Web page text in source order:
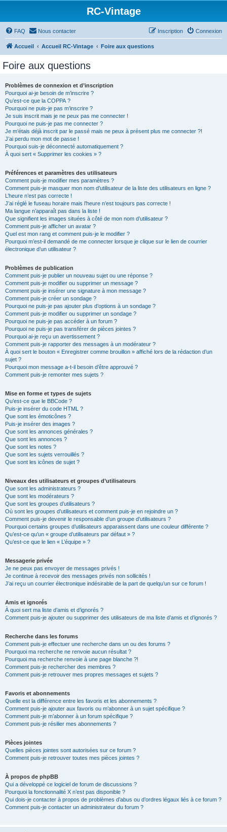
RC-Vintage
FAQ Nous contacter Connexion
Inscription
Accueil Accueil RC-Vintage Foire aux questions
Foire aux questions
Problèmes de connexion et d’inscription
Pourquoi ai-je besoin de m’inscrire ?
Qu’est-ce que la COPPA ?
Pourquoi ne puis-je pas m’inscrire ?
Je suis inscrit mais je ne peux pas me connecter !
Pourquoi ne puis-je pas me connecter ?
Je m’étais déjà inscrit par le passé mais ne peux à présent plus me connecter ?!
J’ai perdu mon mot de passe !
Pourquoi suis-je déconnecté automatiquement ?
À quoi sert « Supprimer les cookies » ?
Préférences et paramètres des utilisateurs
Comment puis-je modifier mes paramètres ?
Comment puis-je masquer mon nom d’utilisateur de la liste des utilisateurs en ligne ?
L’heure n’est pas correcte !
J’ai réglé le fuseau horaire mais l’heure n’est toujours pas correcte !
Ma langue n’apparaît pas dans la liste !
Que signifient les images situées à côté de mon nom d’utilisateur ?
Comment puis-je afficher un avatar ?
Quel est mon rang et comment puis-je le modifier ?
Pourquoi m’est-il demandé de me connecter lorsque je clique sur le lien de courrier
électronique d’un utilisateur ?
Problèmes de publication
Comment puis-je publier un nouveau sujet ou une réponse ?
Comment puis-je modifier ou supprimer un message ?
Comment puis-je insérer une signature à mon message ?
Comment puis-je créer un sondage ?
Pourquoi ne puis-je pas ajouter plus d’options à un sondage ?
Comment puis-je modifier ou supprimer un sondage ?
Pourquoi ne puis-je pas accéder à un forum ?
Pourquoi ne puis-je pas transférer de pièces jointes ?
Pourquoi ai-je reçu un avertissement ?
Comment puis-je rapporter des messages à un modérateur ?
À quoi sert le bouton « Enregistrer comme brouillon » affiché lors de la rédaction d’un
sujet ?
Pourquoi mon message a-t-il besoin d’être approuvé ?
Comment puis-je remonter mes sujets ?
Mise en forme et types de sujets
Qu’est-ce que le BBCode ?
Puis-je insérer du code HTML ?
Que sont les émoticônes ?
Puis-je insérer des images ?
Que sont les annonces générales ?
Que sont les annonces ?
Que sont les notes ?
Que sont les sujets verrouillés ?
Que sont les icônes de sujet ?
Niveaux des utilisateurs et groupes d’utilisateurs
Que sont les administrateurs ?
Que sont les modérateurs ?
Que sont les groupes d’utilisateurs ?
Où sont les groupes d’utilisateurs et comment puis-je en rejoindre un ?
Comment puis-je devenir le responsable d’un groupe d’utilisateurs ?
Pourquoi certains groupes d’utilisateurs apparaissent dans une couleur différente ?
Qu’est-ce qu’un « groupe d’utilisateurs par défaut » ?
Qu’est-ce que le lien « L’équipe » ?
Messagerie privée
Je ne peux pas envoyer de messages privés !
Je continue à recevoir des messages privés non sollicités !
J’ai reçu un courrier électronique indésirable de la part de quelqu’un sur ce forum !
Amis et ignorés
À quoi sert ma liste d’amis et d’ignorés ?
Comment puis-je ajouter ou supprimer des utilisateurs de ma liste d’amis et d’ignorés ?
Recherche dans les forums
Comment puis-je effectuer une recherche dans un ou des forums ?
Pourquoi ma recherche ne renvoie aucun résultat ?
Pourquoi ma recherche renvoie à une page blanche ?!
Comment puis-je rechercher des membres ?
Comment puis-je retrouver mes propres messages et sujets ?
Favoris et abonnements
Quelle est la différence entre les favoris et les abonnements ?
Comment puis-je ajouter aux favoris ou m’abonner à un sujet spécifique ?
Comment puis-je m’abonner à un forum spécifique ?
Comment puis-je résilier mes abonnements ?
Pièces jointes
Quelles pièces jointes sont autorisées sur ce forum ?
Comment puis-je retrouver toutes mes pièces jointes ?
À propos de phpBB
Qui a développé ce logiciel de forum de discussions ?
Pourquoi la fonctionnalité X n’est pas disponible ?
Qui dois-je contacter à propos de problèmes d’abus ou d’ordres légaux liés à ce forum ?
Comment puis-je contacter un administrateur du forum ?